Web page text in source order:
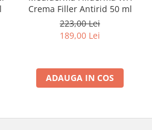
Crema Filler Antirid 50 ml
223,00 Lei
189,00 Lei
ADAUGA IN COS